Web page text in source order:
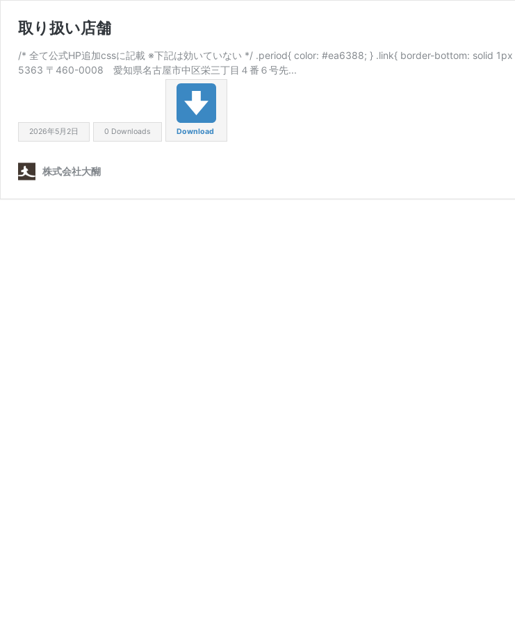
取り扱い店舗
/* 全て公式HP追加cssに記載 ※下記は効いていない */ .period{ color: #ea6388; } .link{ border-bottom: solid
5363 〒460-0008 愛知県名古屋市中区栄三丁目４番６号先...
2026年5月2日 0 Downloads Download
株式会社大醐